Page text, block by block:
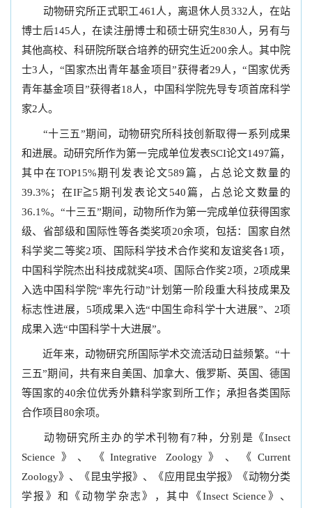
动物研究所正式职工461人，离退休人员332人，在站
博士后145人，在读注册博士和硕士研究生830人，另有与
其他高校、科研院所联合培养的研究生近200余人。其中院
士3人，“国家杰出青年基金项目”获得者29人，“国家优秀
青年基金项目”获得者18人，中国科学院先导专项首席科学
家2人。
“十三五”期间，动物研究所科技创新取得一系列成果
和进展。动研究所作为第一完成单位发表SCI论文1497篇，
其中在TOP15%期刊发表论文589篇，占总论文数量的
39.3%；在IF≧5期刊发表论文540篇，占总论文数量的
36.1%。“十三五”期间，动物所作为第一完成单位获得国家
级、省部级和国际性等各类奖项20余项，包括：国家自然
科学奖二等奖2项、国际科学技术合作奖和友谊奖各1项，
中国科学院杰出科技成就奖4项、国际合作奖2项，2项成果
入选中国科学院“率先行动”计划第一阶段重大科技成果及
标志性进展，5项成果入选“中国生命科学十大进展”、2项
成果入选“中国科学十大进展”。
近年来，动物研究所国际学术交流活动日益频繁。“十
三五”期间，共有来自美国、加拿大、俄罗斯、英国、德国
等国家的40余位优秀外籍科学家到所工作；承担各类国际
合作项目80余项。
动物研究所主办的学术刊物有7种，分别是《Insect
Science》、《Integrative Zoology》、《Current
Zoology》、《昆虫学报》、《应用昆虫学报》《动物分类
学报》和《动物学杂志》，其中《Insect Science》、